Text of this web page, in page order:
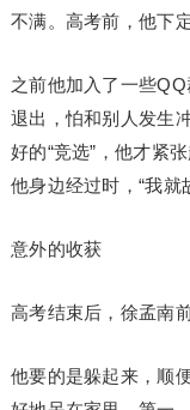
不满。高考前，他下定
之前他加入了一些
退出，怕和别人发生
好的“竞选”，他才紧
他身边经过时，“我就
意外的收获
高考结束后，徐孟南
他要的是躲起来，顺